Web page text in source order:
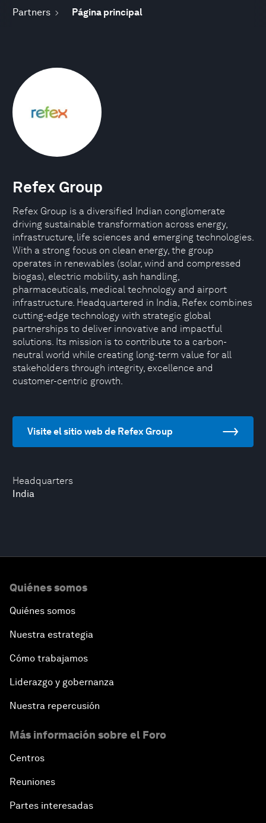
Partners Página principal
Headquarters
India
Refex Group
Refex Group is a diversified Indian conglomerate
driving sustainable transformation across energy,
infrastructure, life sciences and emerging technologies.
With a strong focus on clean energy, the group
operates in renewables (solar, wind and compressed
biogas), electric mobility, ash handling,
pharmaceuticals, medical technology and airport
infrastructure. Headquartered in India, Refex combines
cutting-edge technology with strategic global
partnerships to deliver innovative and impactful
solutions. Its mission is to contribute to a carbon-
neutral world while creating long-term value for all
stakeholders through integrity, excellence and
customer-centric growth.
Visite el sitio web de Refex Group
Quiénes somos
Quiénes somos
Nuestra estrategia
Cómo trabajamos
Liderazgo y gobernanza
Nuestra repercusión
Más información sobre el Foro
Centros
Reuniones
Partes interesadas